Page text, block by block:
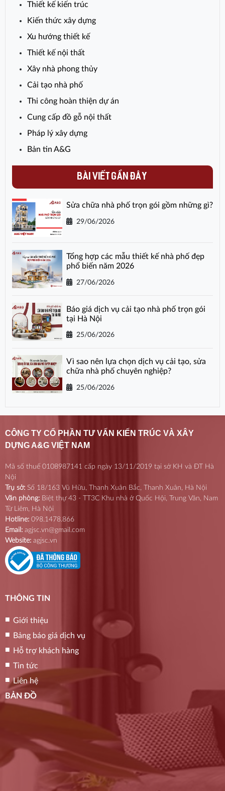
Thiết kế kiến trúc
Kiến thức xây dựng
Xu hướng thiết kế
Thiết kế nội thất
Xây nhà phong thủy
Cải tạo nhà phố
Thi công hoàn thiện dự án
Cung cấp đồ gỗ nội thất
Pháp lý xây dựng
Bản tin A&G
BÀI VIẾT GẦN ĐÂY
Sửa chữa nhà phố trọn gói gồm những gì?
29/06/2026
Tổng hợp các mẫu thiết kế nhà phố đẹp
phổ biến năm 2026
27/06/2026
Báo giá dịch vụ cải tạo nhà phố trọn gói
tại Hà Nội
25/06/2026
Vì sao nên lựa chọn dịch vụ cải tạo, sửa
chữa nhà phố chuyên nghiệp?
25/06/2026
CÔNG TY CỔ PHẦN TƯ VẤN KIẾN TRÚC VÀ XÂY
DỰNG A&G VIỆT NAM
Mã số thuế 0108987141 cấp ngày 13/11/2019 tại sở KH và ĐT Hà
Nội
Trụ sở: Số 18/163 Vũ Hữu, Thanh Xuân Bắc, Thanh Xuân, Hà Nội
Văn phòng: Biệt thự 43 - TT3C Khu nhà ở Quốc Hội, Trung Văn, Nam
Từ Liêm, Hà Nội
Hotline: 098.1478.866
Email: agjsc.vn@gmail.com
Website: agjsc.vn
THÔNG TIN
Giới thiệu
Bảng báo giá dịch vụ
Hỗ trợ khách hàng
Tin tức
Liên hệ
BẢN ĐỒ